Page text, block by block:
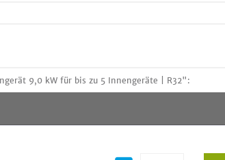
9,0 kW für bis zu 5 Innengeräte | R32":